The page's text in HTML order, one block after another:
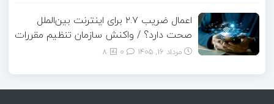
اعمال ضریب ۲.۷ برای اینترنت بین‌الملل
صحت دارد؟ / واکنش سازمان تنظیم مقررات
مرداد ۱۶, ۱۴۰۵ 8